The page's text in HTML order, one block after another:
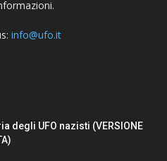
info@ufo.it
degli UFO nazisti (VERSIONE